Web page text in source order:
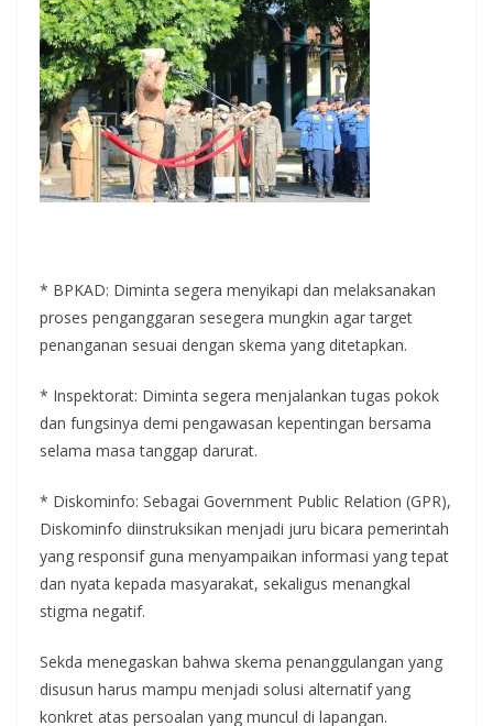
* BPKAD: Diminta segera menyikapi dan melaksanakan
proses penganggaran sesegera mungkin agar target
penanganan sesuai dengan skema yang ditetapkan.
* Inspektorat: Diminta segera menjalankan tugas pokok
dan fungsinya demi pengawasan kepentingan bersama
selama masa tanggap darurat.
* Diskominfo: Sebagai Government Public Relation (GPR),
Diskominfo diinstruksikan menjadi juru bicara pemerintah
yang responsif guna menyampaikan informasi yang tepat
dan nyata kepada masyarakat, sekaligus menangkal
stigma negatif.
Sekda menegaskan bahwa skema penanggulangan yang
disusun harus mampu menjadi solusi alternatif yang
konkret atas persoalan yang muncul di lapangan.